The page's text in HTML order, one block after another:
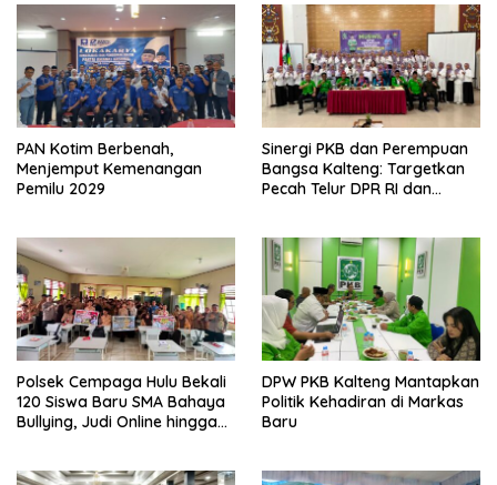
PAN Kotim Berbenah,
Menjemput Kemenangan
Pemilu 2029
Sinergi PKB dan Perempuan
Bangsa Kalteng: Targetkan
Pecah Telur DPR RI dan
Polsek Cempaga Hulu Bekali
120 Siswa Baru SMA Bahaya
Bullying, Judi Online hingga
DPW PKB Kalteng Mantapkan
Politik Kehadiran di Markas
Baru